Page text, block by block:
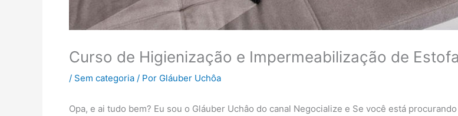
Curso de Higienização e Impermeabilização de
/ Sem categoria / Por Gláuber Uchôa
Opa, e ai tudo bem? Eu sou o Gláuber Uchâo do canal Negocialize e Se você está